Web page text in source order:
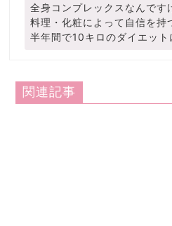
全身コンプレックスなんです
料理・化粧によって自信を
半年間で10キロのダイエッ
関連記事